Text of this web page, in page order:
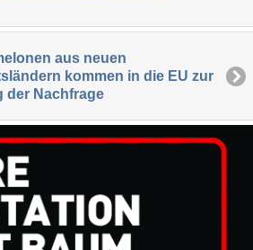
aus neuen
kommen in die EU zur
der Nachfrage